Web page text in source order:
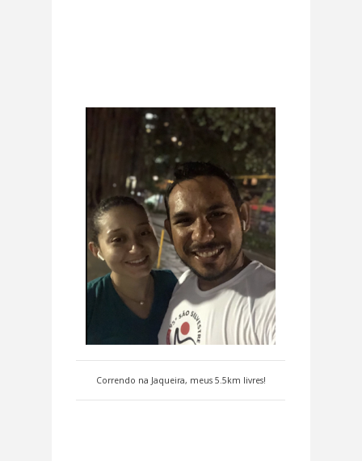
Correndo na Jaqueira, meus 5.5km livres!